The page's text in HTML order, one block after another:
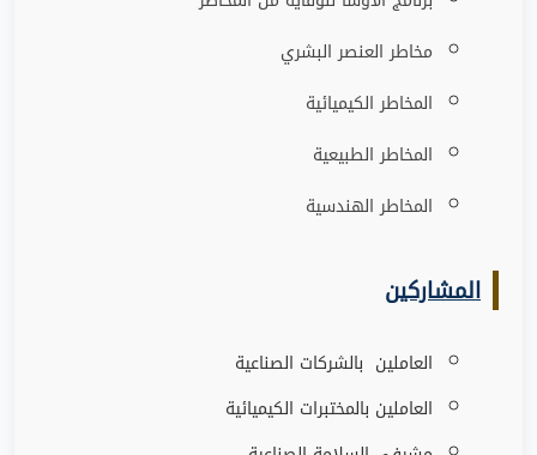
مخاطر العنصر البشري
المخاطر الكيميائية
المخاطر الطبيعية
المخاطر الهندسية
المشاركين
العاملين بالشركات الصناعية
العاملين بالمختبرات الكيميائية